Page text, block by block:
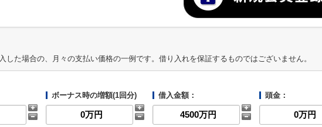
した場合の、月々の支払い価格の一例です。借り入れを保証するものではございません。
ボーナス時の増額(1回分) 借入金額： 頭金：